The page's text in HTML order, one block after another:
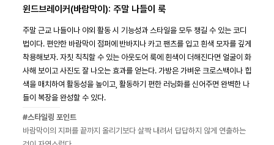
윈드브레이커(바람막이): 주말 나들이 룩
주말 근교 나들이나 야외 활동 시 기능성과 스타일을 모두 챙길 수 있는 코디
법이다. 편안한 바람막이 점퍼에 반바지나 카고 팬츠를 입고 흰색 모자를 깊게
착용해보자. 자칫 칙칙할 수 있는 아웃도어 룩에 흰색이 더해진다면 얼굴이 화
사해 보이고 사진도 잘 나오는 효과를 얻는다. 가방은 가벼운 크로스백이나 힙
색을 매치하여 활동성을 높이고, 활동하기 편한 러닝화를 신어주면 완벽한 나
들이 복장을 완성할 수 있다.
#스타일링 포인트
바람막이의 지퍼를 끝까지 올리기보다 살짝 내려서 답답하지 않게 연출하는